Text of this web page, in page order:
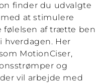
finder du udvalgte
at stimulere
følelsen af trætte ben
hverdagen. Her
MotionCiser,
og
vil arbejde med